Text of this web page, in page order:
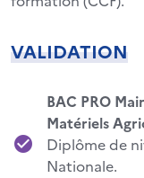
VALIDATION
BAC PRO
Matériels
Diplôme de
Nationale.